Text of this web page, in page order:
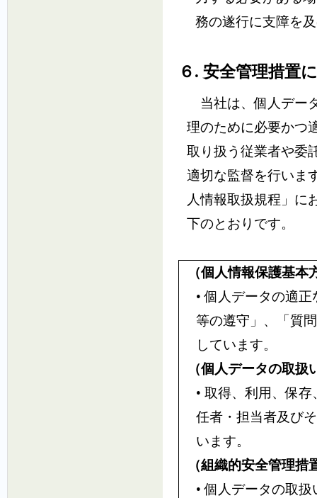
務の遂行に支障を
６. 安全管理措置
当社は、個人デー
理のために必要かつ
取り扱う従業者や委
適切な監督を行いま
人情報取扱規程」に
下のとおりです。
（個人情報保護基本
• 個人データの適
等の遵守」、「質
しています。
（個人データの取
• 取得、利用、保
任者・担当者及び
います。
（組織的安全管理措
• 個人データの取